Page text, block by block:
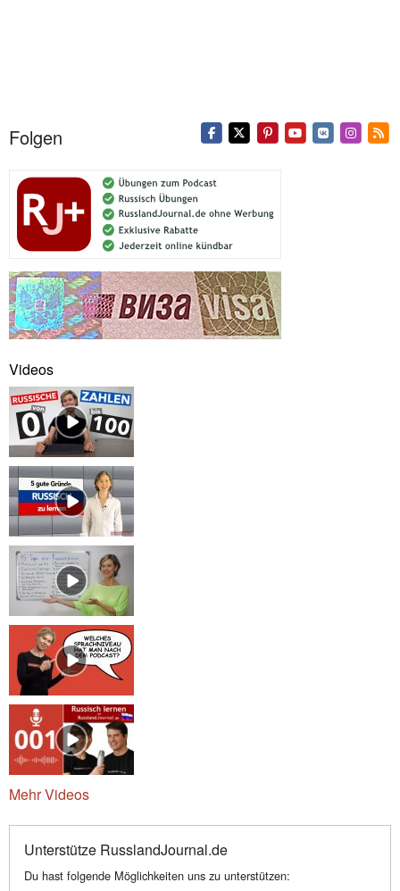
Folgen
Videos
Mehr Videos
Unterstütze RusslandJournal.de
Du hast folgende Möglichkeiten uns zu unterstützen: